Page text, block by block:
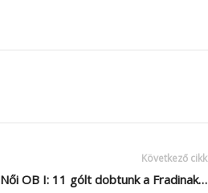
Következő cikk
Női OB I: 11 gólt dobtunk a Fradinak…